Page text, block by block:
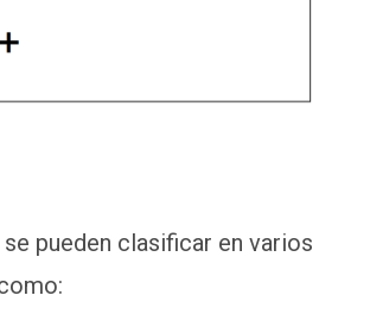
pueden clasificar en varios